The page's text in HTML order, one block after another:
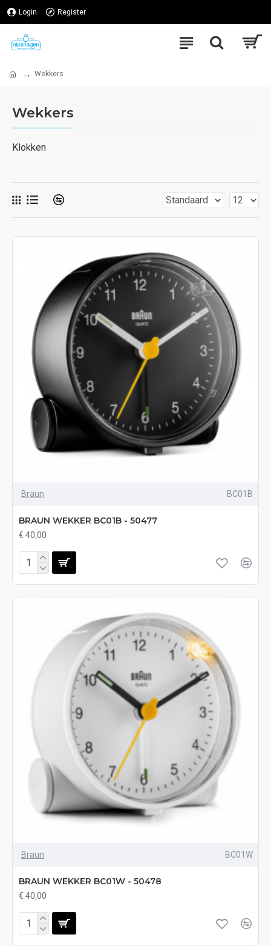
Login Register
Wekkers
Wekkers
Klokken
Braun BC01B
BRAUN WEKKER BC01B - 50477
€ 40,00
Braun BC01W
BRAUN WEKKER BC01W - 50478
€ 40,00